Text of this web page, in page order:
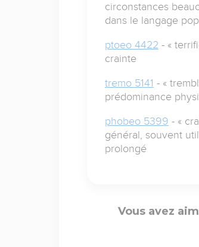
circonstances
dans le langage
ptoeo 4422 - «
crainte
tremo 5141 - «
prédominance
phobeo 5399 - «
général, souvent
prolongé
Vous avez